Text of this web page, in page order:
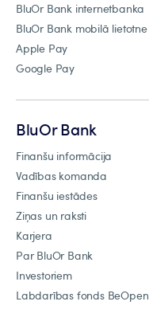
BluOr Bank internetbanka
BluOr Bank mobilā lietotne
Apple Pay
Google Pay
BluOr Bank
Finanšu informācija
Vadības komanda
Finanšu iestādes
Ziņas un raksti
Karjera
Par BluOr Bank
Investoriem
Labdarības fonds BeOpen